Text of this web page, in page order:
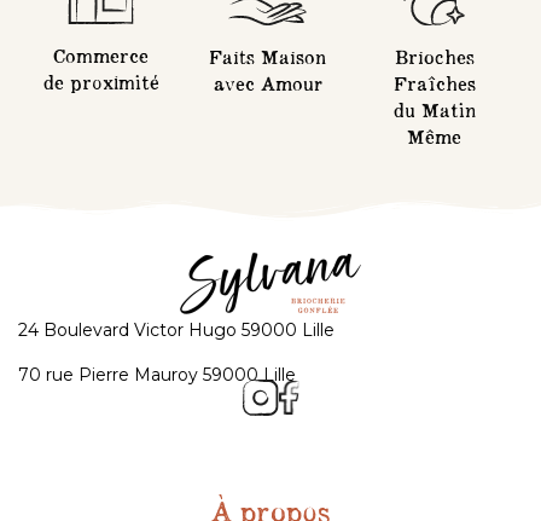
Commerce
de proximité
Faits Maison
avec Amour
Brioches
Fraîches
du Matin
Même
24 Boulevard Victor Hugo 59000 Lille
70 rue Pierre Mauroy 59000 Lille
À propos